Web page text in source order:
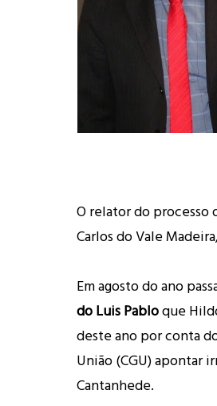
O relator do processo
Carlos do Vale
Em agosto do ano
do Luis Pabloque
deste ano por conta
União (CGU) apontar
Cantanhede.